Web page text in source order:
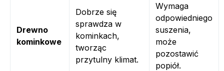
Drewno
kominkowe
Dobrze się
sprawdza w
kominkach,
tworząc
przytulny klimat.
Wymaga
odpowiedniego
suszenia,
może
pozostawić
popiół.